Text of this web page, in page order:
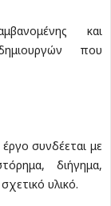
και
που
συνδέεται με
διήγημα,
υλικό.